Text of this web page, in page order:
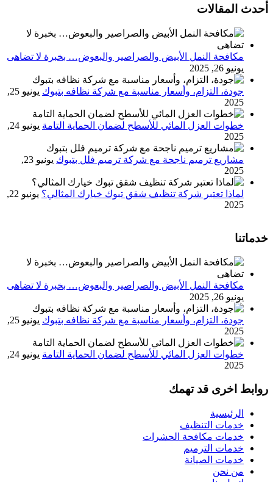
أحدث المقالات
مكافحة النمل الأبيض والصراصير والبعوض… بخبرة لا تضاهى
يونيو 26, 2025
جودة، التزام، وأسعار مناسبة مع شركة نظافه بتبوك
يونيو 25,
2025
خطوات العزل المائي للأسطح لضمان الحماية التامة
يونيو 24,
2025
مشاريع ترميم ناجحة مع شركة ترميم فلل بتبوك
يونيو 23,
2025
لماذا تعتبر شركة تنظيف شقق تبوك خيارك المثالي؟
يونيو 22,
2025
خدماتنا
مكافحة النمل الأبيض والصراصير والبعوض… بخبرة لا تضاهى
يونيو 26, 2025
جودة، التزام، وأسعار مناسبة مع شركة نظافه بتبوك
يونيو 25,
2025
خطوات العزل المائي للأسطح لضمان الحماية التامة
يونيو 24,
2025
روابط اخرى قد تهمك
الرئيسية
خدمات التنظيف
خدمات مكافحة الحشرات
خدمات الترميم
خدمات الصيانة
من نحن